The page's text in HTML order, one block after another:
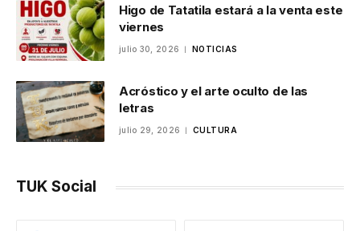
Higo de Tatatila estará a la venta este
viernes
julio 30, 2026 NOTICIAS
Acróstico y el arte oculto de las
letras
julio 29, 2026 CULTURA
TUK Social